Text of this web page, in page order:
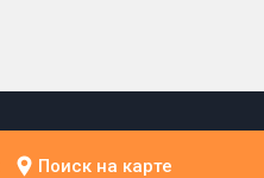
Поиск на карте